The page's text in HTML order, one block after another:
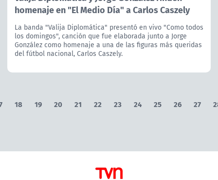
homenaje en "El Medio Día" a Carlos Caszely
La banda "Valija Diplomática" presentó en vivo "Como todos
los domingos", canción que fue elaborada junto a Jorge
González como homenaje a una de las figuras más queridas
del fútbol nacional, Carlos Caszely.
18 19 20 21 22 23 24 25 26 27